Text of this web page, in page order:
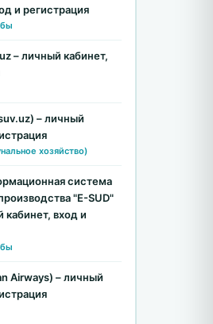
и регистрация
– личный кабинет,
– личный
хозяйство)
система
"E-SUD"
вход и
Airways) – личный